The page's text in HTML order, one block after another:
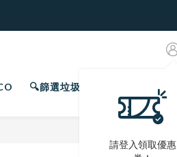
請登入領取優惠
🔍篩選垃圾桶